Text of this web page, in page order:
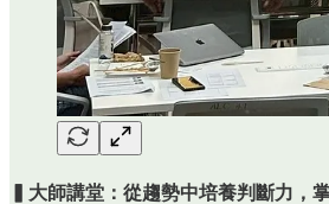
▍大師講堂：從趨勢中培養判斷力，